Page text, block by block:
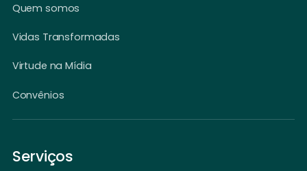
Quem somos
Vidas Transformadas
Virtude na Mídia
Convênios
Serviços